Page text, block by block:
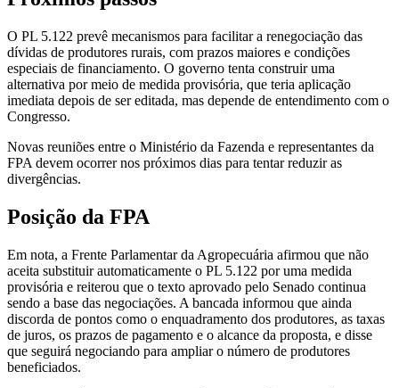
O PL 5.122 prevê mecanismos para facilitar a renegociação das
dívidas de produtores rurais, com prazos maiores e condições
especiais de financiamento. O governo tenta construir uma
alternativa por meio de medida provisória, que teria aplicação
imediata depois de ser editada, mas depende de entendimento com o
Congresso.
Novas reuniões entre o Ministério da Fazenda e representantes da
FPA devem ocorrer nos próximos dias para tentar reduzir as
divergências.
Posição da FPA
Em nota, a Frente Parlamentar da Agropecuária afirmou que não
aceita substituir automaticamente o PL 5.122 por uma medida
provisória e reiterou que o texto aprovado pelo Senado continua
sendo a base das negociações. A bancada informou que ainda
discorda de pontos como o enquadramento dos produtores, as taxas
de juros, os prazos de pagamento e o alcance da proposta, e disse
que seguirá negociando para ampliar o número de produtores
beneficiados.